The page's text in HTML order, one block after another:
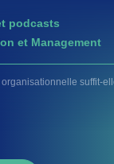
podcasts
et Management
organisationnelle suffit-